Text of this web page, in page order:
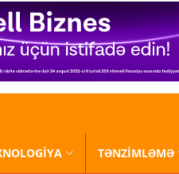
TƏNZİMLƏMƏ